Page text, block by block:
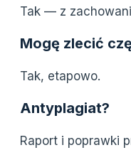
Tak — z
Mogę zlecić
Tak, etapowo.
Antyplagiat?
Raport i poprawki